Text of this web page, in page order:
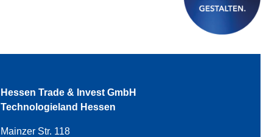
Hessen Trade & Invest GmbH
Technologieland Hessen
Mainzer Str. 118